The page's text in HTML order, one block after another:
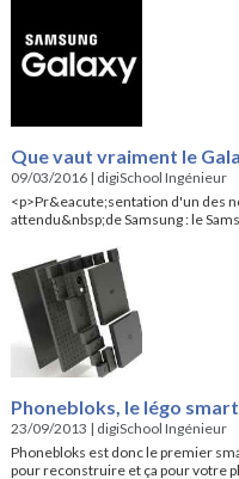
Que vaut vraiment le
09/03/2016| digiSchool Ingénieur
<p>Pr&eacute;sentation d'un des
attendu&nbsp;de Samsung : le
Phonebloks, le légo
23/09/2013 | digiSchool Ingénieur
Phonebloks est donc le premier
pour reconstruire et ça pour votre